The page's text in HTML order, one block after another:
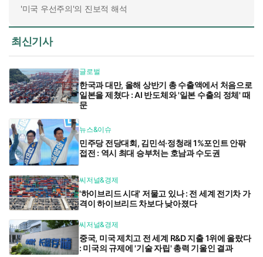
'미국 우선주의'의 진보적 해석
최신기사
글로벌
한국과 대만, 올해 상반기 총 수출액에서 처음으로
일본을 제쳤다 : AI 반도체와 '일본 수출의 정체' 때
문
뉴스&이슈
민주당 전당대회, 김민석·정청래 1%포인트 안팎
접전 : 역시 최대 승부처는 호남과 수도권
씨저널&경제
'하이브리드 시대' 저물고 있나 : 전 세계 전기차 가
격이 하이브리드 차보다 낮아졌다
씨저널&경제
중국, 미국 제치고 전 세계 R&D 지출 1위에 올랐다
: 미국의 규제에 '기술 자립' 총력 기울인 결과